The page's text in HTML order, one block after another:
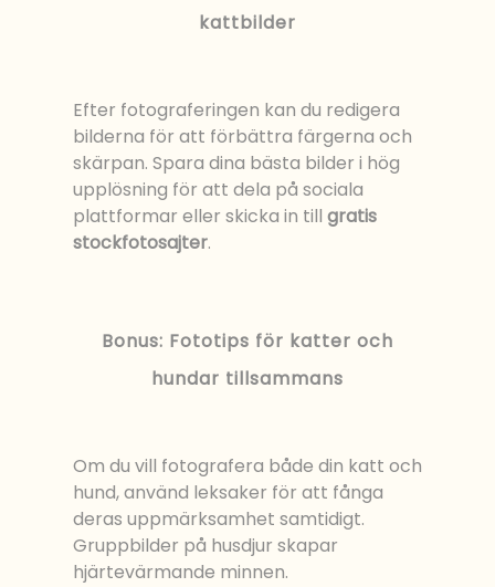
kattbilder
Efter fotograferingen kan du redigera
bilderna för att förbättra färgerna och
skärpan. Spara dina bästa bilder i hög
upplösning för att dela på sociala
plattformar eller skicka in till gratis
stockfotosajter.
Bonus: Fototips för katter och
hundar tillsammans
Om du vill fotografera både din katt och
hund, använd leksaker för att fånga
deras uppmärksamhet samtidigt.
Gruppbilder på husdjur skapar
hjärtevärmande minnen.